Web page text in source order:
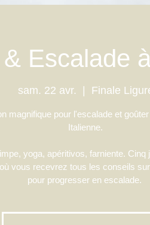
Escalade
sam. 22 avr.
  |
Finale
magnifique pour l'escalade et
Italienne.
yoga, apéritivos, farniente. Cinq
vous recevrez tous les conseils